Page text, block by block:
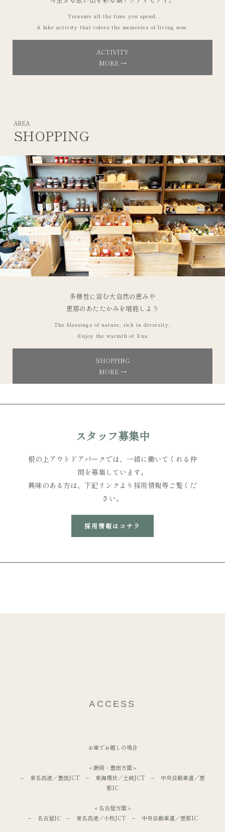
Treasure all the time you spend.
A lake activity that colors the memories of living now.
ACTIVITY
MORE →
AREA
SHOPPING
多様性に富む大自然の恵みや
恵那のあたたかみを堪能しよう
The blessings of nature, rich in diversity,
Enjoy the warmth of Ena
SHOPPING
MORE →
スタッフ募集中
根の上アウトドアパークでは、一緒に働いてくれる仲
間を募集しています。
興味のある方は、下記リンクより採用情報等ご覧くだ
さい。
採用情報はコチラ
ACCESS
お車でお越しの場合
＜静岡・豊田方面＞
− 東名高速／豊田JCT − 東海環状／土岐JCT − 中央自動車道／恵
那IC
＜名古屋方面＞
− 名古屋IC − 東名高速／小牧JCT − 中央自動車道／恵那IC